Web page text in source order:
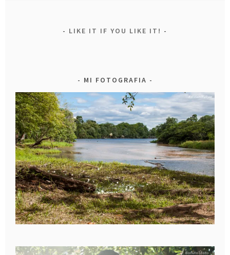
LIKE IT IF YOU LIKE IT!
MI FOTOGRAFIA